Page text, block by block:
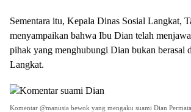
Sementara itu, Kepala Dinas Sosial Langkat,
menyampaikan bahwa Ibu Dian telah
pihak yang menghubungi Dian bukan berasal
Langkat.
Komentar @manusia bewok yang mengaku suami Dian